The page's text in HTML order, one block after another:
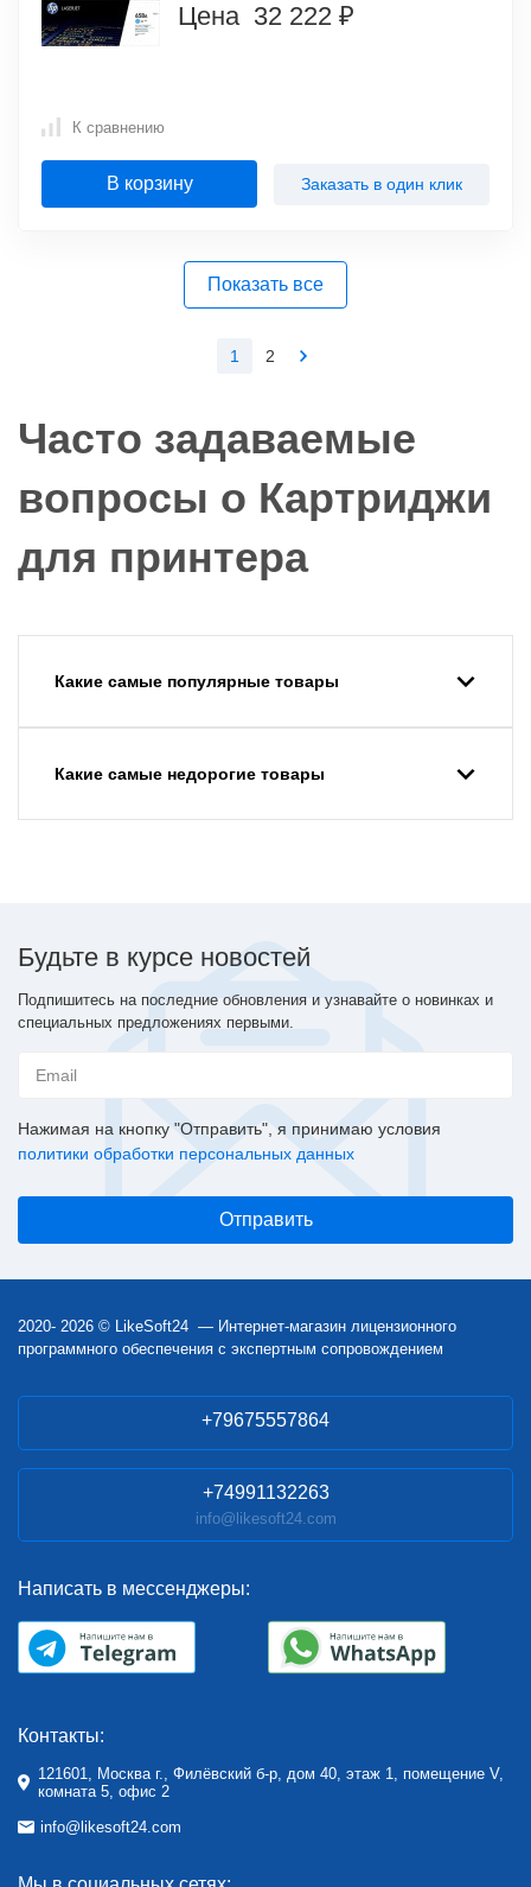
Цена 32 222 ₽
К сравнению
В корзину Заказать в один клик
Показать все
1 2
Часто задаваемые
вопросы о Картриджи
для принтера
Какие самые популярные товары
Какие самые недорогие товары
Будьте в курсе новостей
Подпишитесь на последние обновления и узнавайте о новинках и
специальных предложениях первыми.
Нажимая на кнопку "Отправить", я принимаю условия
политики обработки персональных данных
2020- 2026 © LikeSoft24 — Интернет-магазин лицензионного
программного обеспечения с экспертным сопровождением
+79675557864
+74991132263
info@likesoft24.com
Написать в мессенджеры:
Контакты:
121601, Москва г., Филёвский б-р, дом 40, этаж 1, помещение V,
комната 5, офис 2
info@likesoft24.com